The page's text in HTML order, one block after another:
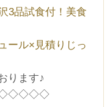
3品試食付！美食
ール×見積りじっ
ります♪